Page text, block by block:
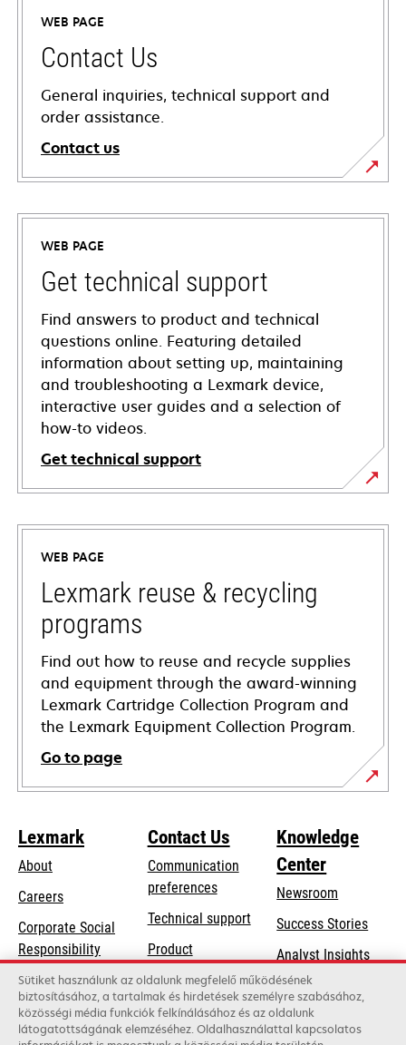
WEB PAGE
Contact Us
General inquiries, technical support and
order assistance.
Contact us
WEB PAGE
Get technical support
Find answers to product and technical
questions online. Featuring detailed
information about setting up, maintaining
and troubleshooting a Lexmark device,
interactive user guides and a selection of
how-to videos.
Get technical support
opens
in
new
tab
WEB PAGE
Lexmark reuse & recycling
programs
Find out how to reuse and recycle supplies
and equipment through the award-winning
Lexmark Cartridge Collection Program and
the Lexmark Equipment Collection Program.
Go to page
Lexmark
About
Careers
Corporate Social
Responsibilityopens
a
new
tab
Sustainability
Lexmark Partners
Contact Us
Communication
preferences
Technical supportopens
a
new
tab
Product
registration
Find a dealer
List of wholesalers
Knowledge
Center
Newsroom
Success Stories
Analyst Insights
Sütiket használunk az oldalunk megfelelő működésének
biztosításához, a tartalmak és hirdetések személyre szabásához,
közösségi média funkciók felkínálásához és az oldalunk
látogatottságának elemzéséhez. Oldalhasználattal kapcsolatos